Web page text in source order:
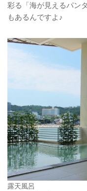
彩る「海が見えるパン
もあるんですよ♪
露天風呂